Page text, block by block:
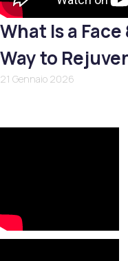
What Is a
Way to
21 Gennaio 2026